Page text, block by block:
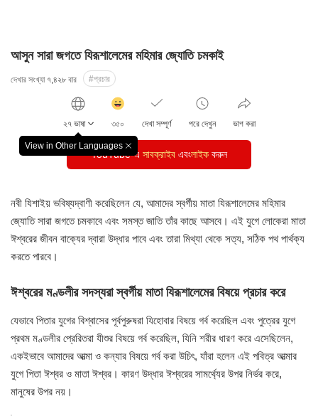
আসুন সারা জগতে যিরূশালেমের মহিমার জ্যোতি চমকাই
দেখার সংখ্যা ৭,৪২৮ বার #প্রচার
২৭ ভাষা
View in Other Languages
창
감
릭
수
৩৫০ দেখা সম্পূর্ণ পরে দেখুন ভাগ করা
YouTube-এ সাবক্রাইব এবংলাইক করুন
নবী যিশাইয় ভবিষ্যদ্বাণী করেছিলেন যে, আমাদের স্বর্গীয় মাতা যিরূশালেমের মহিমার
জ্যোতি সারা জগতে চমকাবে এবং সমস্ত জাতি তাঁর কাছে আসবে। এই যুগে লোকেরা মাতা
ঈশ্বরের জীবন বাক্যের দ্বারা উদ্ধার পাবে এবং তারা মিথ্যা থেকে সত্য, সঠিক পথপার্থক্য
করতে পারবে।
ঈশ্বরের মণ্ডলীর সদস্যরাস্বর্গীয় মাতা যিরূশালেমের বিষয়ে প্রচার করে
যেভাবে পিতার যুগের বিশ্বাসের পূর্বপুরুষরা যিহোবার বিষয়ে গর্ব করেছিল এবং পুত্রের যুগে
প্রথম মণ্ডলীর প্রেরিতরা যীশুর বিষয়ে গর্ব করেছিল, যিনি শরীর ধারণ করে এসেছিলেন,
একইভাবে আমাদের আত্মা ও কন্যার বিষয়ে গর্ব করা উচিৎ, যাঁরা হলেন এই পবিত্র আত্মার
যুগে পিতা ঈশ্বর ও মাতা ঈশ্বর। কারণ উদ্ধার ঈশ্বরের সামর্থ্যের উপর নির্ভর করে,
মানুষের উপর নয়।